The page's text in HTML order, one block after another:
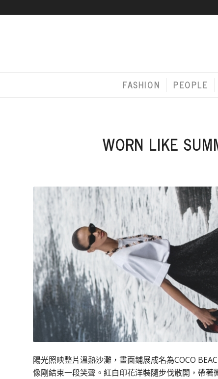
FASHION PEOPLE
WORN LIKE
陽光照映整片溫熱沙灘，畫面鋪展成名為COCO
像剛結束一段笑聲。紅白印花洋裝隨步伐散開，帶